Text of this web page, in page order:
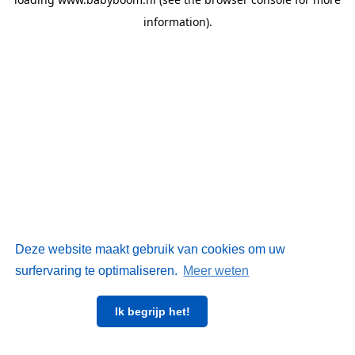
Deze website maakt gebruik van cookies om uw
surfervaring te optimaliseren. Meer weten
Ik begrijp het!
information).